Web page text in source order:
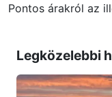
Pontos árakról az
Legközelebbi